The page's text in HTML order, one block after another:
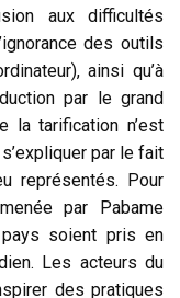
aux difficultés
des outils
ainsi qu’à
par le grand
la tarification n’est
par le fait
représentés. Pour
par Pabame
soient pris en
Les acteurs du
des pratiques